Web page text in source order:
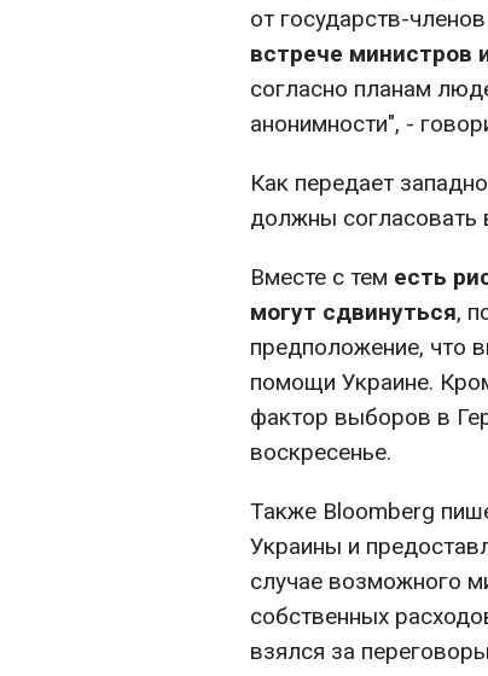
от государств-
встрече министров
согласно планам
анонимности", -
Как передает
должны согласовать
Вместе с тем есть
могут сдвинуться,
предположение, что
помощи Украине.
фактор выборов в
воскресенье.
Также Bloomberg
Украины и
случае возможного
собственных
взялся за